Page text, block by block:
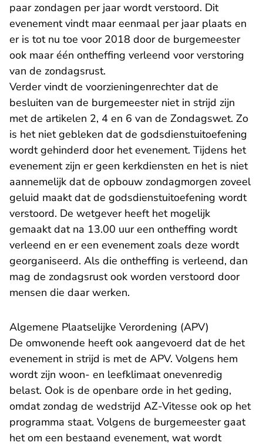
paar zondagen per jaar wordt verstoord. Dit
evenement vindt maar eenmaal per jaar plaats en
er is tot nu toe voor 2018 door de burgemeester
ook maar één ontheffing verleend voor verstoring
van de zondagsrust.
Verder vindt de voorzieningenrechter dat de
besluiten van de burgemeester niet in strijd zijn
met de artikelen 2, 4 en 6 van de Zondagswet. Zo
is het niet gebleken dat de godsdienstuitoefening
wordt gehinderd door het evenement. Tijdens het
evenement zijn er geen kerkdiensten en het is niet
aannemelijk dat de opbouw zondagmorgen zoveel
geluid maakt dat de godsdienstuitoefening wordt
verstoord. De wetgever heeft het mogelijk
gemaakt dat na 13.00 uur een ontheffing wordt
verleend en er een evenement zoals deze wordt
georganiseerd. Als die ontheffing is verleend, dan
mag de zondagsrust ook worden verstoord door
mensen die daar werken.
Algemene Plaatselijke Verordening (APV)
De omwonende heeft ook aangevoerd dat de het
evenement in strijd is met de APV. Volgens hem
wordt zijn woon- en leefklimaat onevenredig
belast. Ook is de openbare orde in het geding,
omdat zondag de wedstrijd AZ-Vitesse ook op het
programma staat. Volgens de burgemeester gaat
het om een bestaand evenement, wat wordt